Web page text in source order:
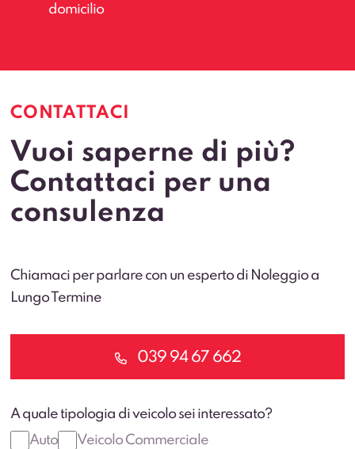
domicilio
CONTATTACI
Vuoi saperne di più?
Contattaci per una
consulenza
Chiamaci per parlare con un esperto di Noleggio a
Lungo Termine
039 94 67 662
A quale tipologia di veicolo sei interessato?
Auto
Veicolo Commerciale